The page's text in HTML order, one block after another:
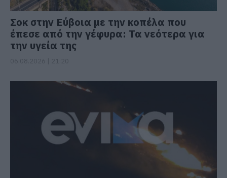
Σοκ στην Εύβοια με την κοπέλα που
έπεσε από την γέφυρα: Τα νεότερα για
την υγεία της